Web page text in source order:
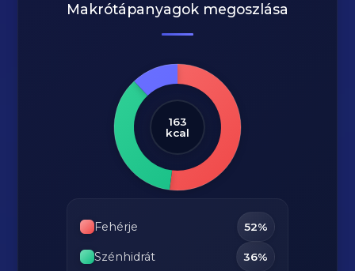
Makrótápanyagok megoszlása
163
kcal
Fehérje 52%
Szénhidrát 36%